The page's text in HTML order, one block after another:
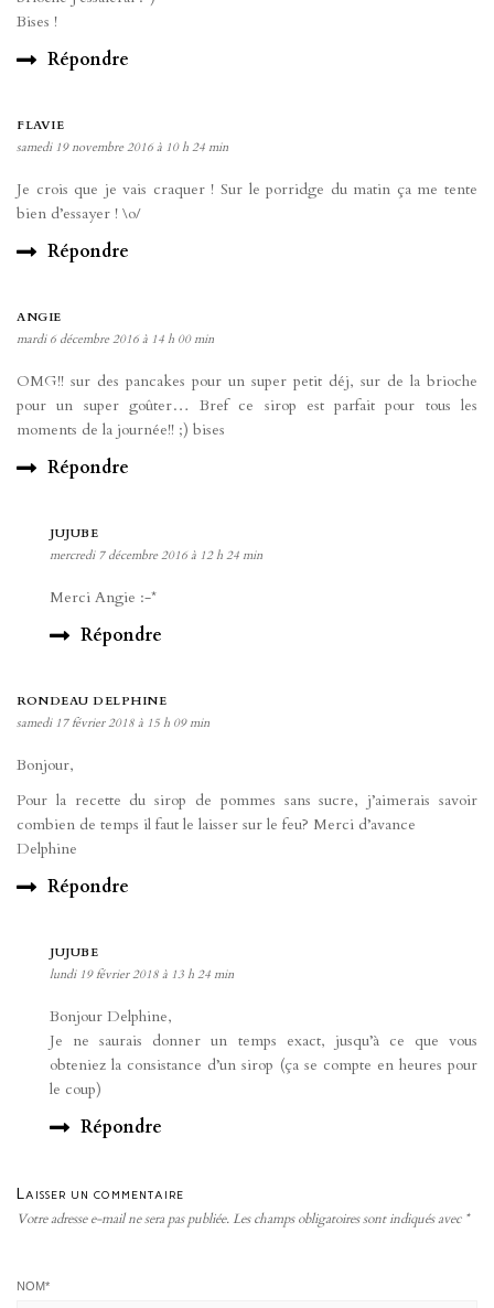
Bises !
Répondre
FLAVIE
samedi 19 novembre 2016 à 10 h 24 min
Je crois que je vais craquer ! Sur le porridge du matin ça me tente
bien d’essayer ! \o/
Répondre
ANGIE
mardi 6 décembre 2016 à 14 h 00 min
OMG!! sur des pancakes pour un super petit déj, sur de la brioche
pour un super goûter… Bref ce sirop est parfait pour tous les
moments de la journée!! ;) bises
Répondre
JUJUBE
mercredi 7 décembre 2016 à 12 h 24 min
Merci Angie :-*
Répondre
RONDEAU DELPHINE
samedi 17 février 2018 à 15 h 09 min
Bonjour,
Pour la recette du sirop de pommes sans sucre, j’aimerais savoir
combien de temps il faut le laisser sur le feu? Merci d’avance
Delphine
Répondre
JUJUBE
lundi 19 février 2018 à 13 h 24 min
Bonjour Delphine,
Je ne saurais donner un temps exact, jusqu’à ce que vous
obteniez la consistance d’un sirop (ça se compte en heures pour
le coup)
Répondre
Laisser un commentaire
Votre adresse e-mail ne sera pas publiée.Les champs obligatoires sont indiqués avec *
NOM*